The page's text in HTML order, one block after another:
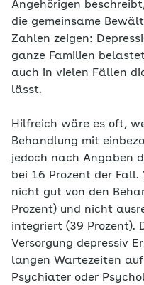
Angehörigen
die gemeinsame
Zahlen zeigen:
ganze Familien
auch in vielen Fällen
lässt.
Hilfreich wäre es oft,
Behandlung mit
jedoch nach Angaben
bei 16 Prozent der
nicht gut von den
Prozent) und nicht
integriert (39 Prozent).
Versorgung depressiv
langen Wartezeiten
Psychiater oder